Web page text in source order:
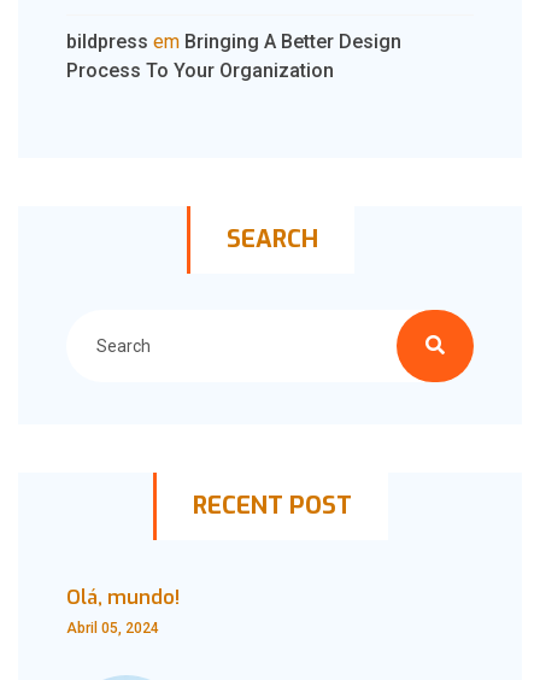
bildpress em Bringing A Better Design
Process To Your Organization
SEARCH
RECENT POST
Olá, mundo!
Abril 05, 2024